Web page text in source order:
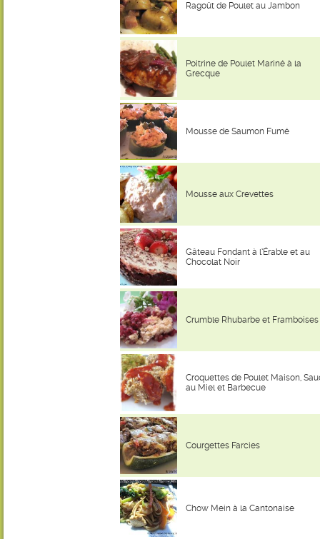
Ragoût de Poulet au Jambon
Poitrine de Poulet Mariné à la
Grecque
Mousse de Saumon Fumé
Mousse aux Crevettes
Gâteau Fondant à l’Érable et au
Chocolat Noir
Crumble Rhubarbe et Framboises
Croquettes de Poulet Maison,
au Miel et Barbecue
Courgettes Farcies
Chow Mein à la Cantonaise